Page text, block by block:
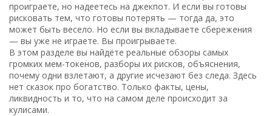
проиграете, но надеетесь на джекпот. И если вы готовы
рисковать тем, что готовы потерять — тогда да, это
может быть весело. Но если вы вкладываете сбережения
— вы уже не играете. Вы проигрываете.
В этом разделе вы найдёте реальные обзоры самых
громких мем-токенов, разборы их рисков, объяснения,
почему одни взлетают, а другие исчезают без следа. Здесь
нет сказок про богатство. Только факты, цены,
ликвидность и то, что на самом деле происходит за
кулисами.